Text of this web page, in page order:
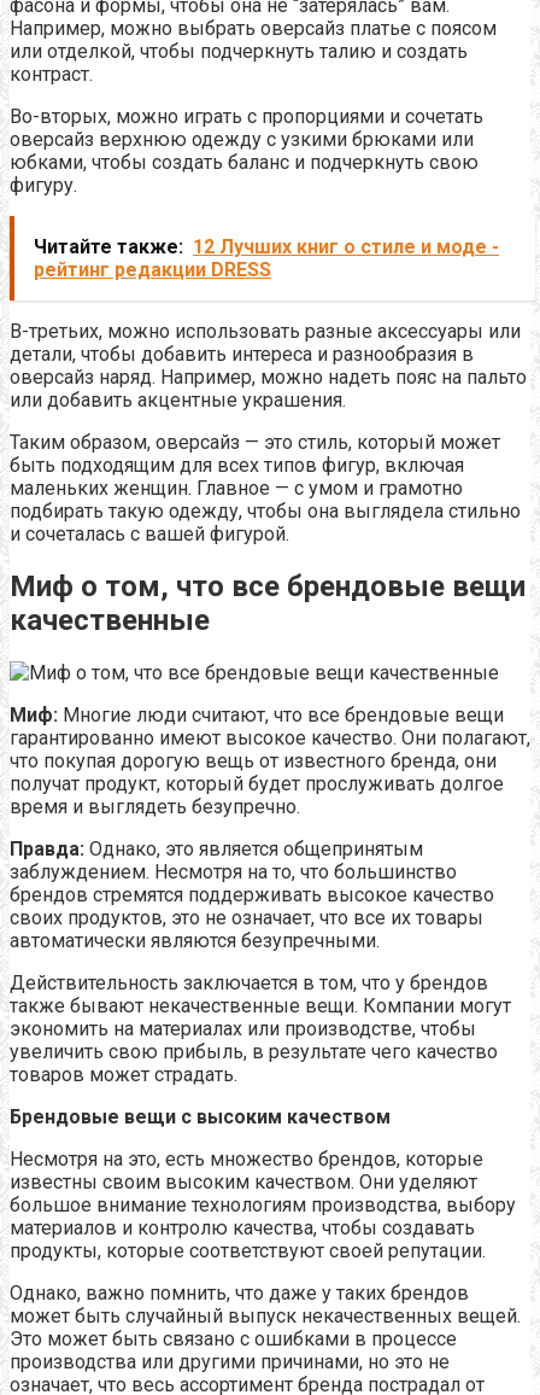
фасона и формы, чтобы она не “затерялась” вам.
Например, можно выбрать оверсайз платье с поясом
или отделкой, чтобы подчеркнуть талию и создать
контраст.
Во-вторых, можно играть с пропорциями и сочетать
оверсайз верхнюю одежду с узкими брюками или
юбками, чтобы создать баланс и подчеркнуть свою
фигуру.
Читайте также: 12 Лучших книг о стиле и моде -
рейтинг редакции DRESS
В-третьих, можно использовать разные аксессуары или
детали, чтобы добавить интереса и разнообразия в
оверсайз наряд. Например, можно надеть пояс на пальто
или добавить акцентные украшения.
Таким образом, оверсайз — это стиль, который может
быть подходящим для всех типов фигур, включая
маленьких женщин. Главное — с умом и грамотно
подбирать такую одежду, чтобы она выглядела стильно
и сочеталась с вашей фигурой.
Миф о том, что все брендовые вещи
качественные
Миф: Многие люди считают, что все брендовые вещи
гарантированно имеют высокое качество. Они полагают,
что покупая дорогую вещь от известного бренда, они
получат продукт, который будет прослуживать долгое
время и выглядеть безупречно.
Правда: Однако, это является общепринятым
заблуждением. Несмотря на то, что большинство
брендов стремятся поддерживать высокое качество
своих продуктов, это не означает, что все их товары
автоматически являются безупречными.
Действительность заключается в том, что у брендов
также бывают некачественные вещи. Компании могут
экономить на материалах или производстве, чтобы
увеличить свою прибыль, в результате чего качество
товаров может страдать.
Брендовые вещи с высоким качеством
Несмотря на это, есть множество брендов, которые
известны своим высоким качеством. Они уделяют
большое внимание технологиям производства, выбору
материалов и контролю качества, чтобы создавать
продукты, которые соответствуют своей репутации.
Однако, важно помнить, что даже у таких брендов
может быть случайный выпуск некачественных вещей.
Это может быть связано с ошибками в процессе
производства или другими причинами, но это не
означает, что весь ассортимент бренда пострадал от